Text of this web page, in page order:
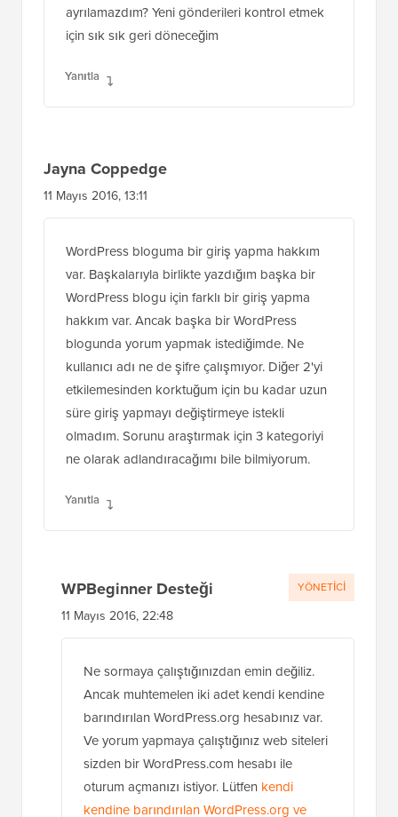
gerçekten sevdiğimi belirterek web sitenizden
ayrılamazdım? Yeni gönderileri kontrol etmek
Jayna Coppedge
11 Mayıs 2016, 13:11
WordPress bloguma bir giriş yapma hakkım
var. Başkalarıyla birlikte yazdığım başka bir
WordPress blogu için farklı bir giriş yapma
hakkım var. Ancak başka bir WordPress
blogunda yorum yapmak istediğimde. Ne
kullanıcı adı ne de şifre çalışmıyor. Diğer 2'yi
etkilemesinden korktuğum için bu kadar uzun
süre giriş yapmayı değiştirmeye istekli
olmadım. Sorunu araştırmak için 3 kategoriyi
WPBeginner Desteği
11 Mayıs 2016, 22:48
Ne sormaya çalıştığınızdan emin değiliz.
Ancak muhtemelen iki adet kendi kendine
barındırılan WordPress.org hesabınız var.
Ve yorum yapmaya çalıştığınız web siteleri
sizden bir WordPress.com hesabı ile
oturum açmanızı istiyor. Lütfenkendi